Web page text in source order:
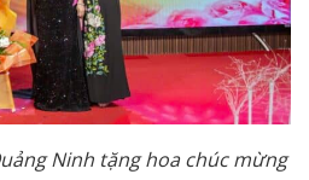
Ninh tặng hoa chúc mừng